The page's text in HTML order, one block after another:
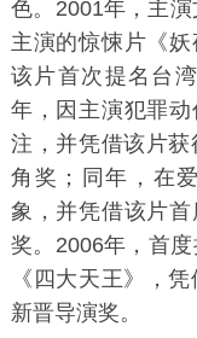
色。2001年，主
主演的惊悚片《妖
该片首次提名 台
年，因主演犯罪动
注，并凭借该片获
角奖；同年，在
象，并凭借该片首
奖。2006年，首
《 四大天王》，凭
新晋导演奖。